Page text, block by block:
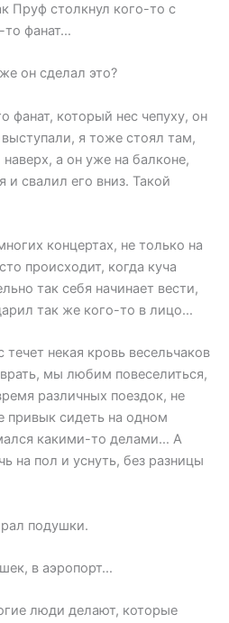
Пруф столкнул кого-то с
фанат…
он сделал это?
фанат, который нес чепуху, он
я тоже стоял там,
а он уже на балконе,
и свалил его вниз. Такой
концертах, не только на
происходит, когда куча
так себя начинает вести,
так же кого-то в лицо…
течет некая кровь весельчаков
мы любим повеселиться,
различных поездок, не
привык сидеть на одном
какими-то делами… А
на пол и уснуть, без разницы
подушки.
в аэропорт…
люди делают, которые